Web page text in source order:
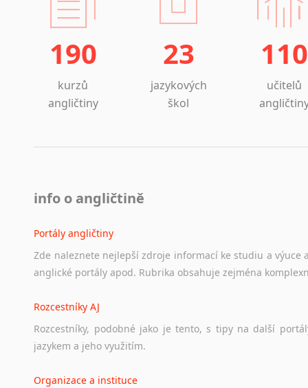
190
kurzů
angličtiny
23
jazykových
škol
110
učitelů
info o angličtině
Portály angličtiny
Zde naleznete nejlepší zdroje informací ke studiu a výuce
anglické portály apod. Rubrika obsahuje zejména
Rozcestníky AJ
Rozcestníky, podobné jako je tento, s tipy na další
jazykem a jeho využitím.
Organizace a instituce